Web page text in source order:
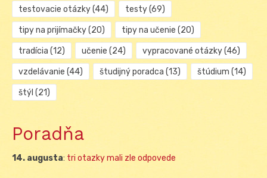
testovacie otázky(44) testy(69)
tipy na prijímačky(20) tipy na učenie (20)
tradícia (12) učenie (24) vypracované otázky(46)
vzdelávanie (44) študijný poradca (13) štúdium (14)
štýl (21)
Poradňa
14. augusta: tri otazky mali zle odpovede